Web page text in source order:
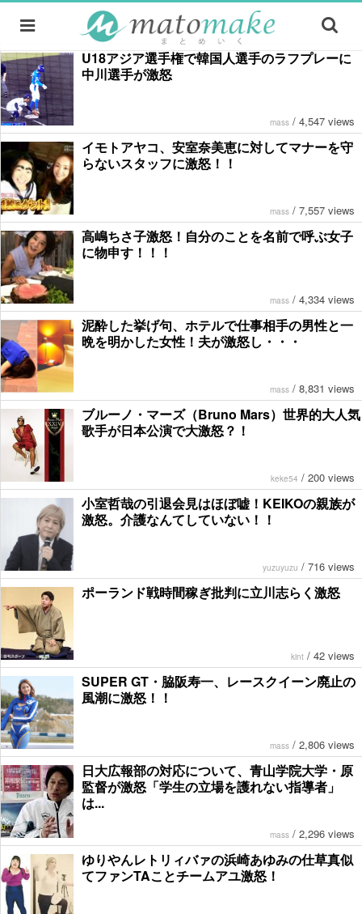
U18アジア選手権で韓国人選手のラフプレーに
中川選手が激怒
mass / 4,547 views
イモトアヤコ、安室奈美恵に対してマナーを守
らないスタッフに激怒！！
mass / 7,557 views
高嶋ちさ子激怒！自分のことを名前で呼ぶ女子
に物申す！！！
mass / 4,334 views
泥酔した挙げ句、ホテルで仕事相手の男性と一
晩を明かした女性！夫が激怒し・・・
mass / 8,831 views
ブルーノ・マーズ（Bruno Mars）世界的大人気
歌手が日本公演で大激怒？！
keke54 / 200 views
小室哲哉の引退会見はほぼ嘘！KEIKOの親族が
激怒。介護なんてしていない！！
yuzuyuzu / 716 views
ポーランド戦時間稼ぎ批判に立川志らく激怒
kint / 42 views
SUPER GT・脇阪寿一、レースクイーン廃止の
風潮に激怒！！
mass / 2,806 views
日大広報部の対応について、青山学院大学・原
監督が激怒「学生の立場を護れない指導者」
は...
mass / 2,296 views
ゆりやんレトリィバァの浜崎あゆみの仕草真似
てファンTAことチームアユ激怒！